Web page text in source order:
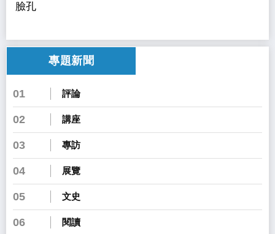
臉孔
專題新聞
01 評論
02 講座
03 專訪
04 展覽
05 文史
06 閱讀